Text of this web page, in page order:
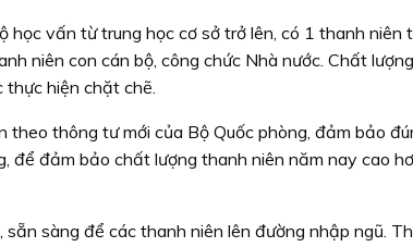
vấn từ trung học cơ sở trở lên, có 1 thanh niên
niên con cán bộ, công chức Nhà nước. Chất lượng
hiện chặt chẽ.
thông tư mới của Bộ Quốc phòng, đảm bảo
để đảm bảo chất lượng thanh niên năm nay cao
sàng để các thanh niên lên đường nhập ngũ.